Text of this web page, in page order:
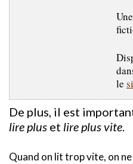
le
De plus, il est
lire plus et lire plus vite.
Quand on lit trop vite, on